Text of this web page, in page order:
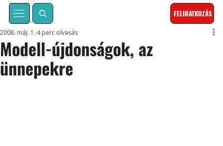
FELIRATKOZÁS
Modell-újdonságok, az
ünnepekre
2008. máj. 1. 4 perc olvasás